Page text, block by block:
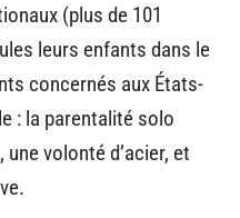
(plus de 101
leurs enfants dans le
concernés aux États-
: la parentalité solo
volonté d’acier, et